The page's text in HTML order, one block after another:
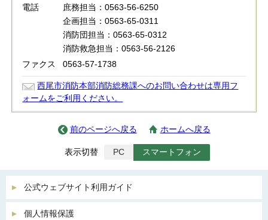
電話
庶務担当：0563-56-6250
企画担当：0563-65-0311
消防団担当：0563-65-0312
消防救急担当：0563-56-2126
ファクス
0563-57-1738
西尾市消防本部消防総務課へのお問い合わせは専用フ
ォームをご利用ください。
前のページへ戻る ホームへ戻る
表示切替 PC スマートフォン
公式ウェブサイト利用ガイド
個人情報保護